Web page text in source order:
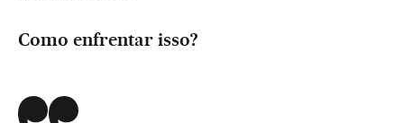
Como enfrentar isso?